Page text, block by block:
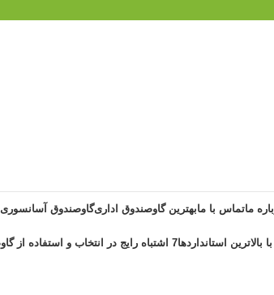
ماتماس با مابهترین گاوصندوق اداریگاوصندوق آسانسوری
استانداردها7 اشتباه رایج در انتخاب و استفاده از گاوصندوق خانگی ضد حریق